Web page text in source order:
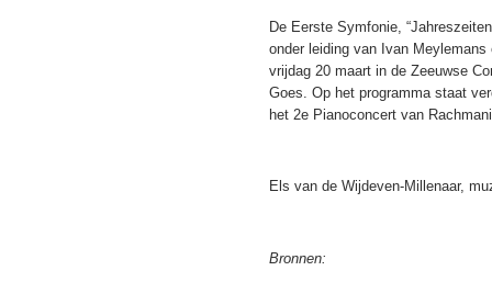
De Eerste Symfonie,
onder leiding van Ivan
vrijdag 20 maart in de Zeeuwse
Goes. Op het programma staat
het 2e Pianoconcert van
Els van de Wijdeven-Millenaar,
Bronnen: